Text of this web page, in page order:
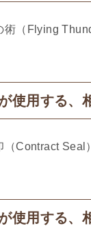
術（Flying
使用する、
Contract Seal）​
使用する、